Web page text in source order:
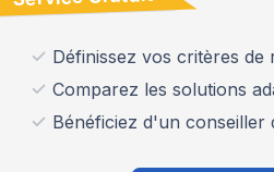
Définissez vos critères de
Comparez les solutions
Bénéficiez d'un conseiller